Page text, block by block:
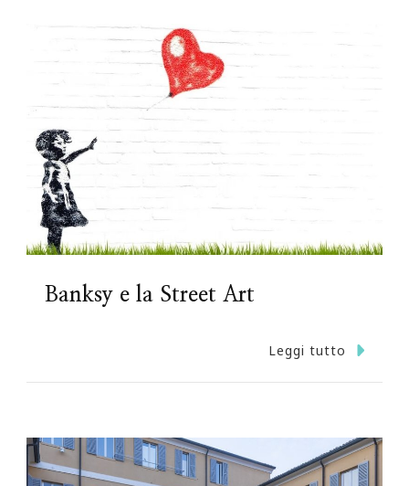
Banksy e la Street Art
Leggi tutto